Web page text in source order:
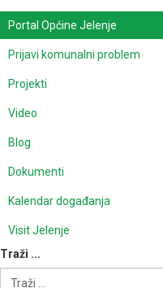
Portal Općine Jelenje
Prijavi komunalni problem
Projekti
Video
Blog
Dokumenti
Kalendar događanja
Visit Jelenje
Traži ...